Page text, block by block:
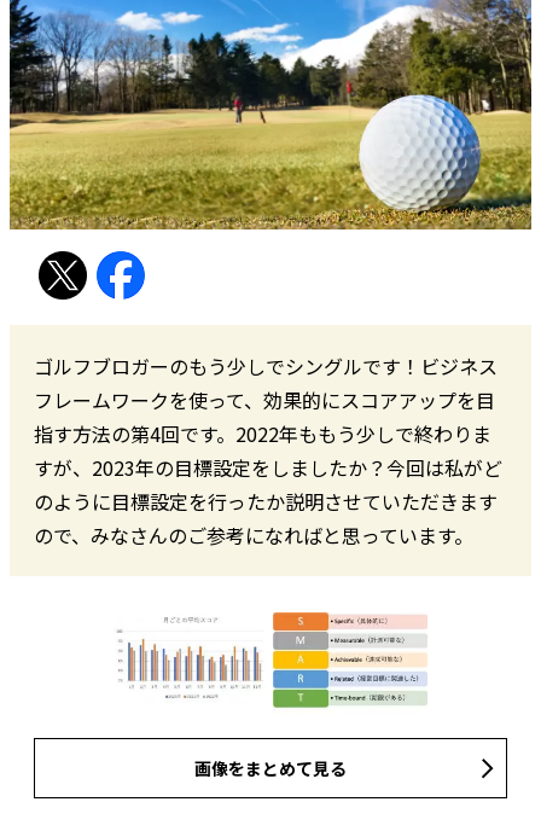
ゴルフブロガーのもう少しでシングルです！ビジネス
フレームワークを使って、効果的にスコアアップを目
指す方法の第4回です。2022年ももう少しで終わりま
すが、2023年の目標設定をしましたか？今回は私がど
のように目標設定を行ったか説明させていただきます
ので、みなさんのご参考になればと思っています。
画像をまとめて見る